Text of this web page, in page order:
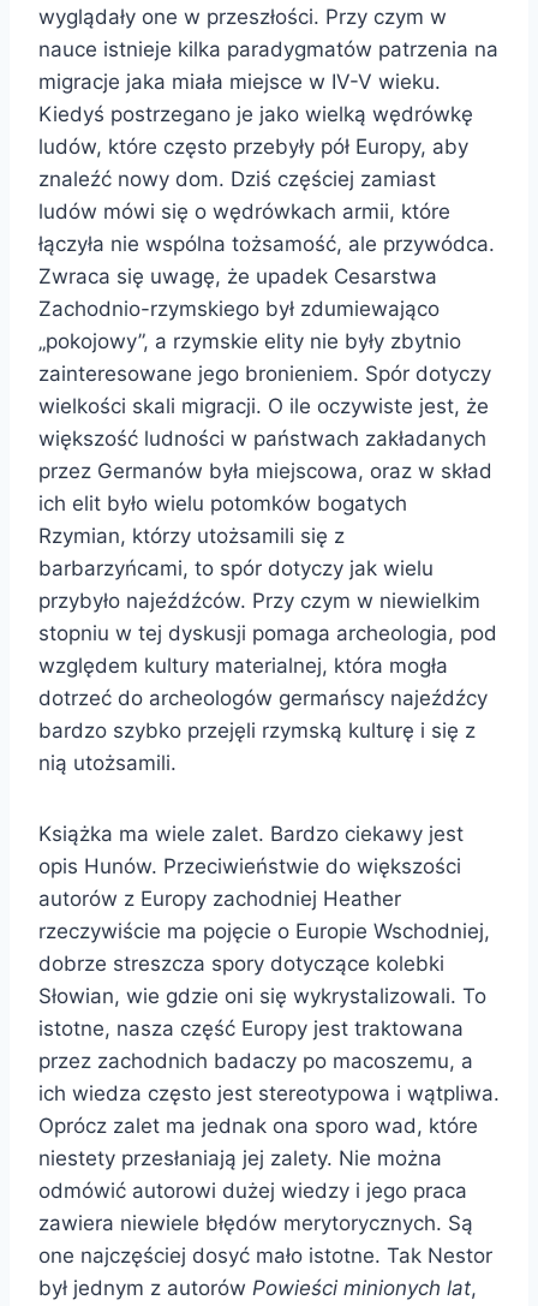
wyglądały one w przeszłości. Przy czym w
nauce istnieje kilka paradygmatów patrzenia na
migracje jaka miała miejsce w IV-V wieku.
Kiedyś postrzegano je jako wielką wędrówkę
ludów, które często przebyły pół Europy, aby
znaleźć nowy dom. Dziś częściej zamiast
ludów mówi się o wędrówkach armii, które
łączyła nie wspólna tożsamość, ale przywódca.
Zwraca się uwagę, że upadek Cesarstwa
Zachodnio-rzymskiego był zdumiewająco
„pokojowy”, a rzymskie elity nie były zbytnio
zainteresowane jego bronieniem. Spór dotyczy
wielkości skali migracji. O ile oczywiste jest, że
większość ludności w państwach zakładanych
przez Germanów była miejscowa, oraz w skład
ich elit było wielu potomków bogatych
Rzymian, którzy utożsamili się z
barbarzyńcami, to spór dotyczy jak wielu
przybyło najeźdźców. Przy czym w niewielkim
stopniu w tej dyskusji pomaga archeologia, pod
względem kultury materialnej, która mogła
dotrzeć do archeologów germańscy najeźdźcy
bardzo szybko przejęli rzymską kulturę i się z
nią utożsamili.
Książka ma wiele zalet. Bardzo ciekawy jest
opis Hunów. Przeciwieństwie do większości
autorów z Europy zachodniej Heather
rzeczywiście ma pojęcie o Europie Wschodniej,
dobrze streszcza spory dotyczące kolebki
Słowian, wie gdzie oni się wykrystalizowali. To
istotne, nasza część Europy jest traktowana
przez zachodnich badaczy po macoszemu, a
ich wiedza często jest stereotypowa i wątpliwa.
Oprócz zalet ma jednak ona sporo wad, które
niestety przesłaniają jej zalety. Nie można
odmówić autorowi dużej wiedzy i jego praca
zawiera niewiele błędów merytorycznych. Są
one najczęściej dosyć mało istotne. Tak Nestor
był jednym z autorów Powieści minionych lat,